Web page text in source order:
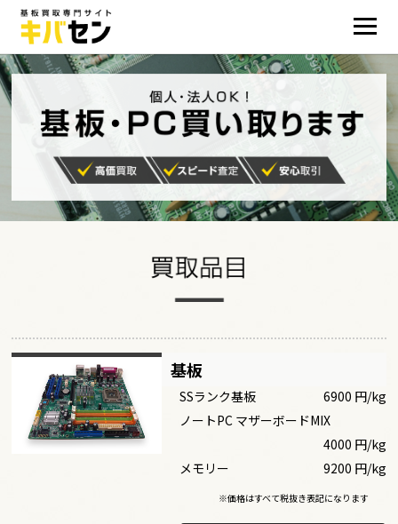
基板
SSランク基板
6900 円/kg
ノートPC マザーボードMIX
4000 円/kg
メモリー
9200 円/kg
※価格はすべて税抜き表記になります